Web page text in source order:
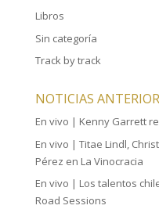
Libros
Sin categoría
Track by track
NOTICIAS
En vivo | Kenny Garrett
En vivo | Titae Lindl,
Pérez en La Vinocracia
En vivo | Los talentos
Road Sessions